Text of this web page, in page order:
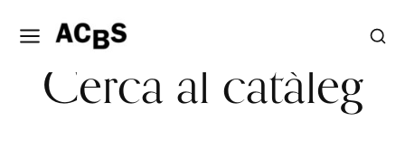
Cerca al catàleg